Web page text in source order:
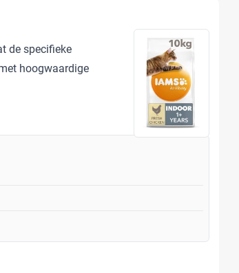
de specifieke
hoogwaardige